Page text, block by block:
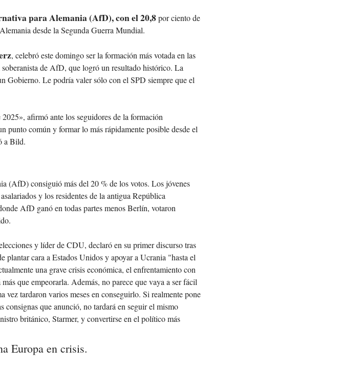
para Alemania (AfD), con el 20,8por ciento de
desde la Segunda Guerra Mundial.
, celebró este domingo ser la formación más votada en las
de AfD, que logró un resultado histórico. La
Gobierno. Le podría valer sólo con el SPD siempre que el
afirmó ante los seguidores de la formación
punto común y formar lo más rápidamente posible desde el
a Bild.
(AfD) consiguió más del 20 % de los votos. Los jóvenes
y los residentes de la antigua República
AfD ganó en todas partes menos Berlín, votaron
y líder de CDU, declaró en su primer discurso tras
plantar cara a Estados Unidos y apoyar a Ucrania "hasta el
una grave crisis económica, el enfrentamiento con
que empeorarla. Además, no parece que vaya a ser fácil
vez tardaron varios meses en conseguirlo. Si realmente pone
consignas que anunció, no tardará en seguir el mismo
británico, Starmer, y convertirse en el político más
Europa en crisis.